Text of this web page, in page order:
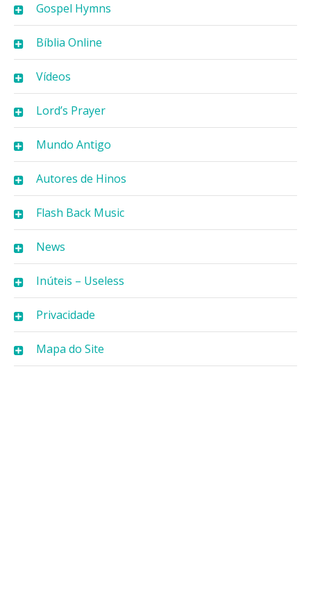
Gospel Hymns
Bíblia Online
Vídeos
Lord’s Prayer
Mundo Antigo
Autores de Hinos
Flash Back Music
News
Inúteis – Useless
Privacidade
Mapa do Site